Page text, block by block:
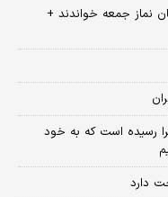
نماز جمعه خواندند +
رسیده است که به خود
دارد